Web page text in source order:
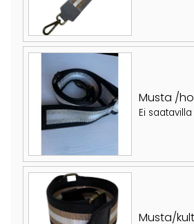
Musta /
Ei saatavilla
Musta/